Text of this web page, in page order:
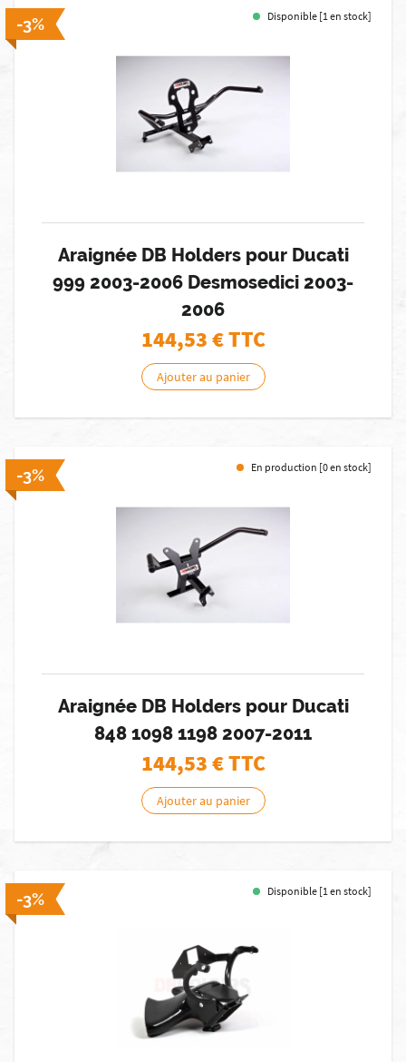
-3% Disponible [1 en stock]
Araignée DB Holders pour Ducati
999 2003-2006 Desmosedici 2003-
2006
144,53€ TTC
Ajouter au panier
-3% En production [0 en stock]
Araignée DB Holders pour Ducati
848 1098 1198 2007-2011
144,53€ TTC
Ajouter au panier
-3% Disponible [1 en stock]